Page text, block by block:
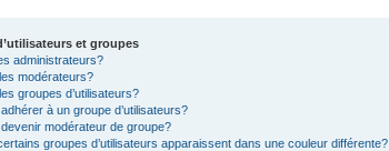
et groupes
administrateurs?
modérateurs?
groupes d’utilisateurs?
à un groupe d’utilisateurs?
modérateur de groupe?
groupes d’utilisateurs apparaissent dans une couleur différente?